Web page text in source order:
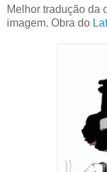
Melhor tradução da
imagem. Obra do